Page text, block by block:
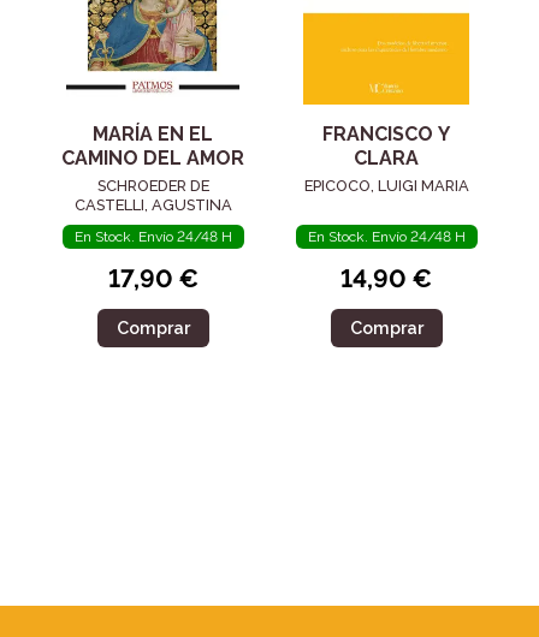
MARÍA EN EL
CAMINO DEL AMOR
SCHROEDER DE
CASTELLI, AGUSTINA
En Stock. Envío 24/48 H
17,90 €
Comprar
FRANCISCO Y
CLARA
EPICOCO, LUIGI MARIA
En Stock. Envío 24/48 H
14,90 €
Comprar